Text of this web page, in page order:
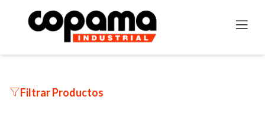
Filtrar Productos